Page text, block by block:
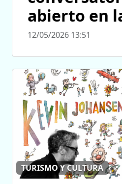
abierto en
12/05/2026 13:51
TURISMO Y CULTURA